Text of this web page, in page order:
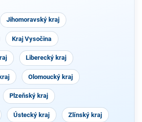
Jihomoravský kraj
Kraj Vysočina
Liberecký kraj
Olomoucký kraj
Plzeňský kraj
Ústecký kraj Zlínský kraj